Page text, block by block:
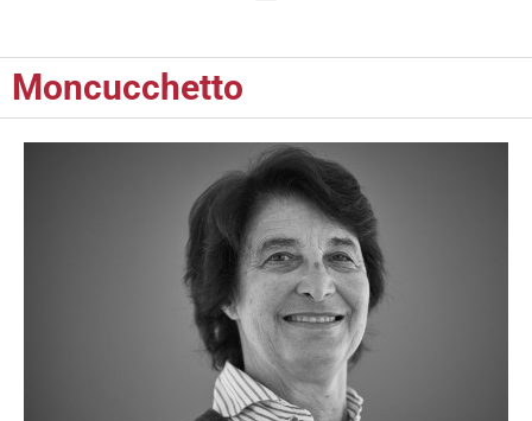
Moncucchetto